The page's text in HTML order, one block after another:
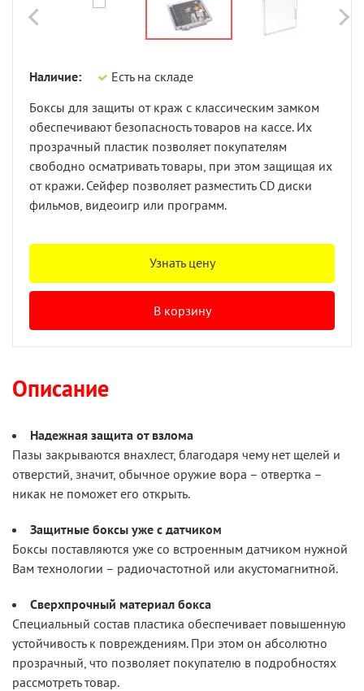
Наличие:
Есть на складе
Боксы для защиты от краж с классическим замком
обеспечивают безопасность товаров на кассе. Их
прозрачный пластик позволяет покупателям
свободно осматривать товары, при этом защищая их
от кражи. Сейфер позволяет разместить CD диски
фильмов, видеоигр или программ.
Узнать цену
В корзину
Описание
Надежная защита от взлома
Пазы закрываются внахлест, благодаря чему нет щелей и
отверстий, значит, обычное оружие вора – отвертка –
никак не поможет его открыть.
Защитные боксы уже с датчиком
Боксы поставляются уже со встроенным датчиком нужной
Вам технологии – радиочастотной или акустомагнитной.
Сверхпрочный материал бокса
Специальный состав пластика обеспечивает повышенную
устойчивость к повреждениям. При этом он абсолютно
прозрачный, что позволяет покупателю в подробностях
рассмотреть товар.